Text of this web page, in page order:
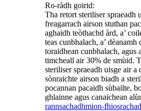
Ro-ràdh goirid:
Tha retort steriliser spraeadh
freagarrach airson stuthan
aghaidh teòthachd àrd, a’
teas cunbhalach, a’ dèanamh
toraidhean cunbhalach, agus
timcheall air 30% de smùid.
steriliser spraeadh uisge air a
sònraichte airson biadh a
pocannan pacaidh sùbailte,
ghlainne agus canaichean
rannsachadhmion-